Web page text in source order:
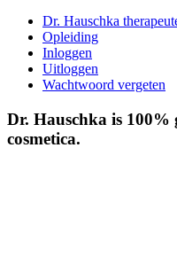
Dr. Hauschka
Opleiding
Inloggen
Uitloggen
Wachtwoord vergeten
Dr. Hauschka is 100%
cosmetica.